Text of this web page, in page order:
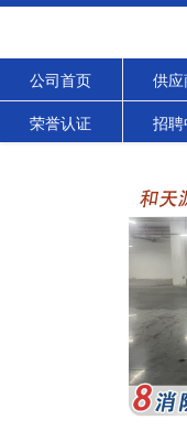
公司首页 供应
荣誉认证 招聘